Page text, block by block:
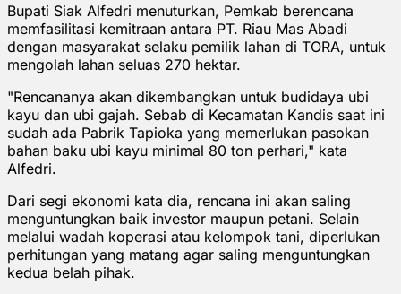
Bupati Siak Alfedri menuturkan, Pemkab berencana
memfasilitasi kemitraan antara PT. Riau Mas Abadi
dengan masyarakat selaku pemilik lahan di TORA, untuk
mengolah lahan seluas 270 hektar.
"Rencananya akan dikembangkan untuk budidaya ubi
kayu dan ubi gajah. Sebab di Kecamatan Kandis saat ini
sudah ada Pabrik Tapioka yang memerlukan pasokan
bahan baku ubi kayu minimal 80 ton perhari," kata
Alfedri.
Dari segi ekonomi kata dia, rencana ini akan saling
menguntungkan baik investor maupun petani. Selain
melalui wadah koperasi atau kelompok tani, diperlukan
perhitungan yang matang agar saling menguntungkan
kedua belah pihak.